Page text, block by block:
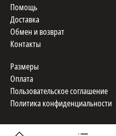
Помощь
Доставка
Обмен и возврат
Контакты
Размеры
Оплата
Пользовательское соглашение
Политика конфиденциальности